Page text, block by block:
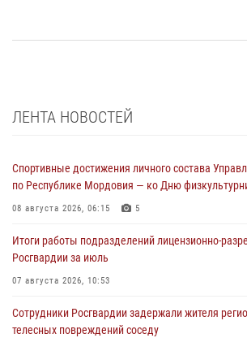
ЛЕНТА НОВОСТЕЙ
Спортивные достижения личного состава
по Республике Мордовия — ко Дню
08 августа 2026, 06:15 5
Итоги работы подразделений лицензионно-
Росгвардии за июль
07 августа 2026, 10:53
Сотрудники Росгвардии задержали жителя
телесных повреждений соседу